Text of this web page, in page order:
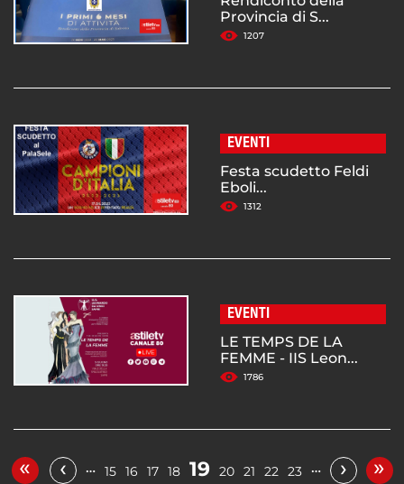
Provincia di S...
1207
EVENTI
Festa scudetto Feldi
Eboli...
1312
EVENTI
LE TEMPS DE LA
FEMME - IIS Leon...
1786
« ‹ … 15 16 17 18 19 20 21 22 23 … › »